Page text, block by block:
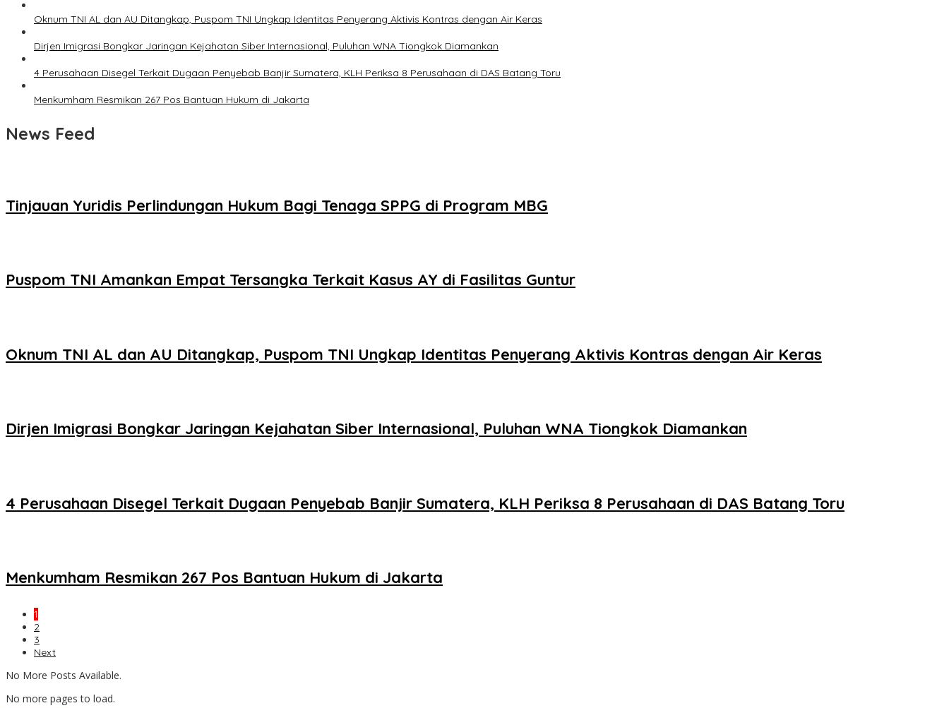
Oknum TNI AL dan AU Ditangkap, Puspom TNI Ungkap Identitas Penyerang Aktivis Kontras dengan Air Keras
Dirjen Imigrasi Bongkar Jaringan Kejahatan Siber Internasional, Puluhan WNA Tiongkok Diamankan
4 Perusahaan Disegel Terkait Dugaan Penyebab Banjir Sumatera, KLH Periksa 8 Perusahaan di DAS Batang Toru
Menkumham Resmikan 267 Pos Bantuan Hukum di Jakarta
News Feed
Tinjauan Yuridis Perlindungan Hukum Bagi Tenaga SPPG di Program MBG
Puspom TNI Amankan Empat Tersangka Terkait Kasus AY di Fasilitas Guntur
Oknum TNI AL dan AU Ditangkap, Puspom TNI Ungkap Identitas Penyerang Aktivis Kontras dengan Air Keras
Dirjen Imigrasi Bongkar Jaringan Kejahatan Siber Internasional, Puluhan WNA Tiongkok Diamankan
4 Perusahaan Disegel Terkait Dugaan Penyebab Banjir Sumatera, KLH Periksa 8 Perusahaan di DAS Batang Toru
Menkumham Resmikan 267 Pos Bantuan Hukum di Jakarta
1
2
3
Next
No More Posts Available.
No more pages to load.